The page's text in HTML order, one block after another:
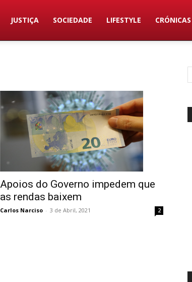
JUSTIÇA SOCIEDADE LIFESTYLE CRÓNICAS
Apoios do Governo impedem que
as rendas baixem
Carlos Narciso - 3 de Abril, 2021 2